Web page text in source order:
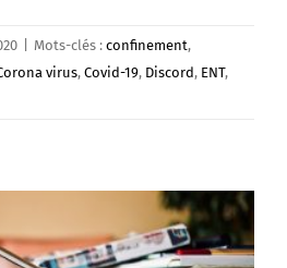
Mots-clés : confinement,
virus, Covid-19, Discord, ENT,